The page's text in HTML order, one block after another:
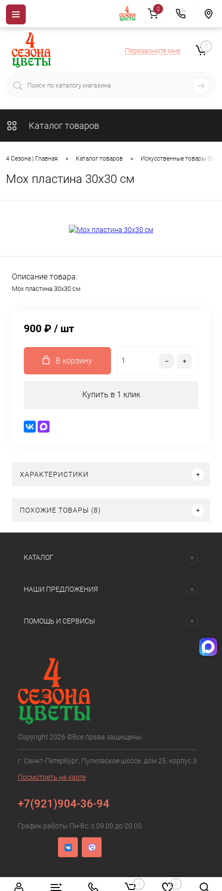
Перезвоните мне
0
Каталог товаров
4 Сезона | Главная • Каталог товаров • Искусственные товары
Мох пластина 30х30 см
Описание товара:
Мох пластина 30х30 см
900 ₽ / шт
В корзину
Купить в 1 клик
ХАРАКТЕРИСТИКИ
ПОХОЖИЕ ТОВАРЫ (8)
КАТАЛОГ
НАШИ ПРЕДЛОЖЕНИЯ
ПОМОЩЬ И СЕРВИСЫ
Copyright 2026 ©Все права защищены.
г. Санкт-Петербург, Пулковское шоссе, дом 25, корпус 3
Посмотреть на карте
+7(921)904-36-94
График работы Пн-Вс: с 09.00 до 20.00
0 0
0